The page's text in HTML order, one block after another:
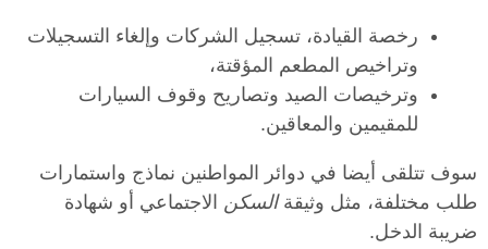
رخصة القيادة، تسجيل الشركات وإلغاء التسجيلات
وتراخيص المطعم المؤقتة،
وترخيصات الصيد وتصاريح وقوف السيارات
للمقيمين والمعاقين.
سوف تتلقى أيضا في دوائر المواطنين نماذج واستمارات
طلب مختلفة، مثل وثيقةالسكن الاجتماعي أو شهادة
ضريبة الدخل.